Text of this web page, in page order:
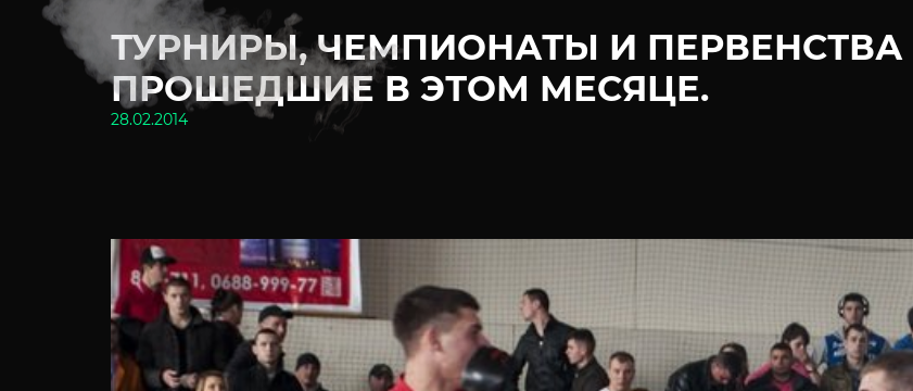
ТУРНИРЫ, ЧЕМПИОНАТЫ И ПЕРВЕНСТВА
ПРОШЕДШИЕ В ЭТОМ МЕСЯЦЕ.
28.02.2014